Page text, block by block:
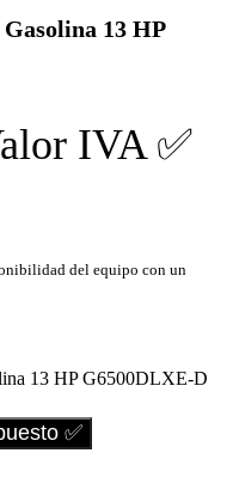
13 HP
IVA ✅
del equipo con un
13 HP G6500DLXE-D
✅